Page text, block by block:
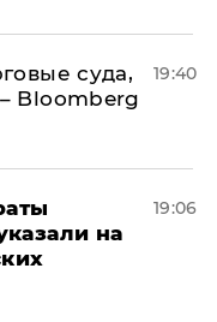
суда,
Bloomberg
19:40
на
19:06